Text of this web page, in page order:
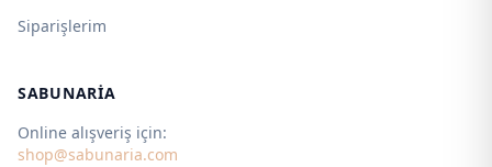
Siparişlerim
SABUNARIA
Online alışveriş için:
shop@sabunaria.com